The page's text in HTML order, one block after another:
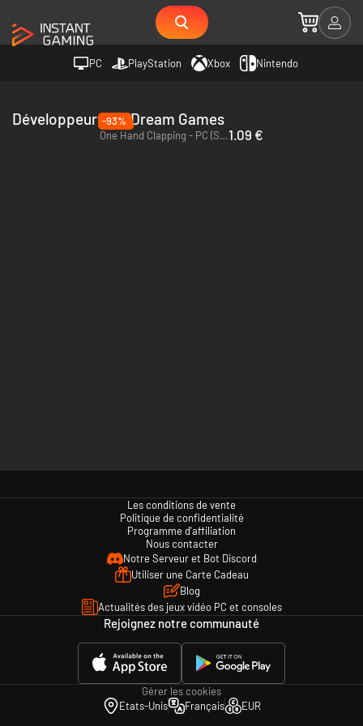
PC PlayStation Xbox Nintendo
Développeur Bad Dream Games
-93%
One Hand Clapping - PC (Steam)1.09 €
Les conditions de vente
Politique de confidentialité
Programme d'affiliation
Nous contacter
Notre Serveur et Bot Discord
Utiliser une Carte Cadeau
Blog
Actualités des jeux vidéo PC et consoles
Rejoignez notre communauté
Gérer les cookies
Etats-Unis
Français EUR